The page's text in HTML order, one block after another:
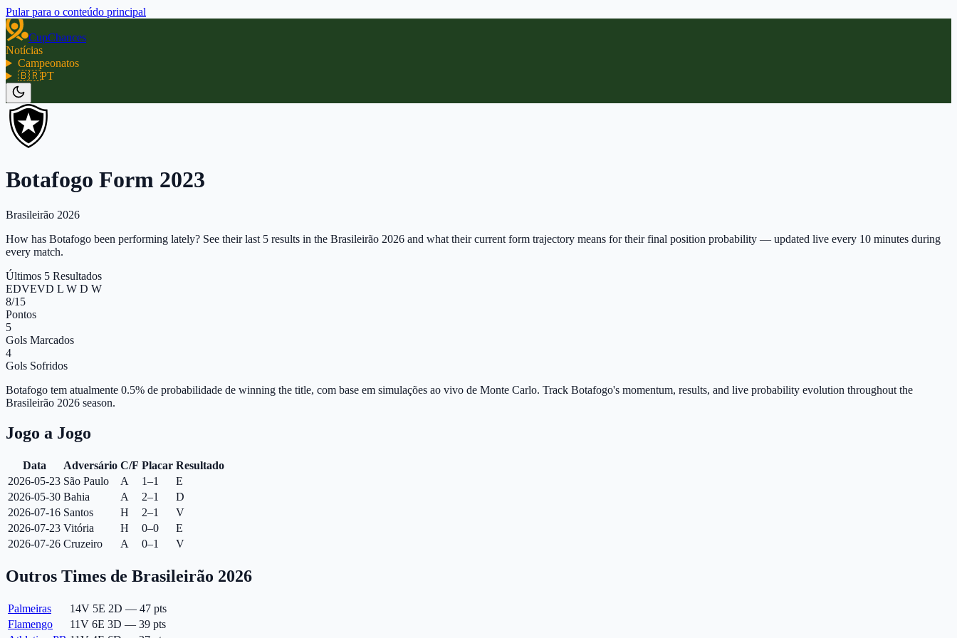
Pular para o conteúdo principal
CupChances
Notícias
Campeonatos
🇧🇷PT
Botafogo Form 2023
Brasileirão 2026
How has Botafogo been performing lately? See their last 5 results in the Brasileirão 2026 and what their current form trajectory means for their final position probability — updated live every 10 minutes during
every match.
Últimos 5 Resultados
EDVEVD L W D W
8/15
Pontos
5
Gols Marcados
4
Gols Sofridos
Botafogo tem atualmente 0.5% de probabilidade de winning the title, com base em simulações ao vivo de Monte Carlo. Track Botafogo's momentum, results, and live probability evolution throughout the
Brasileirão 2026 season.
Jogo a Jogo
Data Adversário C/F Placar Resultado
2026-05-23 São Paulo A 1–1
E
2026-05-30 Bahia A 2–1
D
2026-07-16 Santos H 2–1
V
2026-07-23 Vitória H 0–0
E
2026-07-26 Cruzeiro A 0–1 V
Outros Times de Brasileirão 2026
Palmeiras 14V 5E 2D — 47 pts
Flamengo
11V 6E 3D — 39 pts